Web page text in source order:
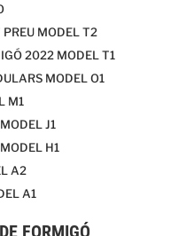
MODEL T2
2022 MODEL T1
MODEL O1
M1
J1
H1
A2
A1
FORMIGÓ